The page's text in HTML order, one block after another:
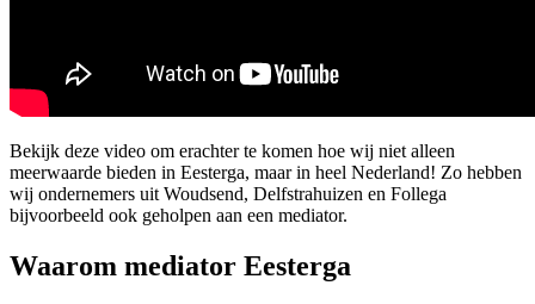
Bekijk deze video om erachter te komen hoe wij niet alleen
meerwaarde bieden in Eesterga, maar in heel Nederland! Zo hebben
wij ondernemers uit Woudsend, Delfstrahuizen en Follega
bijvoorbeeld ook geholpen aan een mediator.
Waarom mediator Eesterga